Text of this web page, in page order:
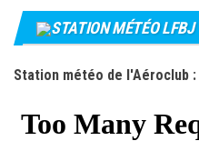
STATION MÉTÉO LFBJ
Station météo de l'Aéroclub :